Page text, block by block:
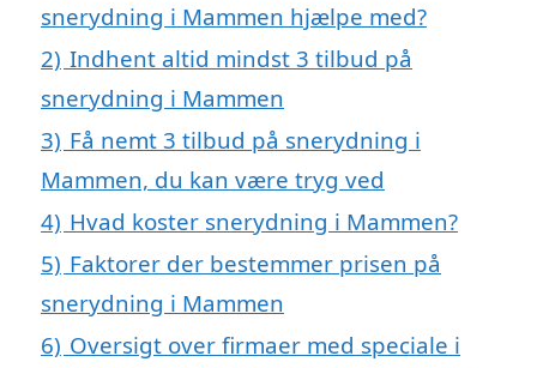
snerydning i Mammen hjælpe med?
2) Indhent altid mindst 3 tilbud på
snerydning i Mammen
3) Få nemt 3 tilbud på snerydning i
Mammen, du kan være tryg ved
4) Hvad koster snerydning i Mammen?
5) Faktorer der bestemmer prisen på
snerydning i Mammen
6) Oversigt over firmaer med speciale i